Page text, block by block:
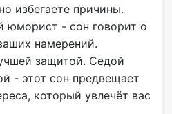
избегаете причины.
юморист - сон говорит о
намерений.
защитой. Седой
- этот сон предвещает
который увлечёт вас